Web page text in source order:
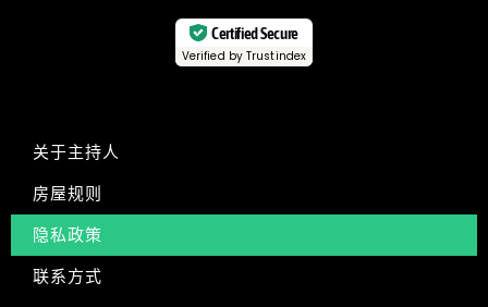
Certified Secure
Verified by Trustindex
关于主持人
房屋规则
隐私政策
联系方式